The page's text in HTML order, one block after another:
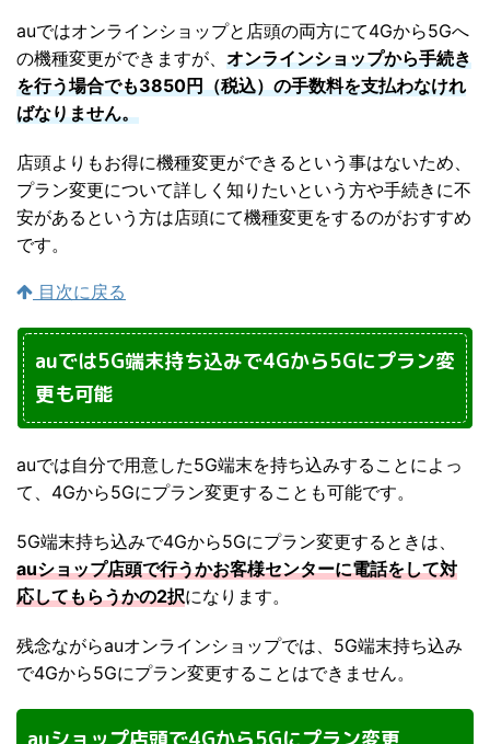
auではオンラインショップと店頭の両方にて4Gから5Gへ
の機種変更ができますが、 オンラインショップから手続き
を行う場合でも3850円（税込）の手数料を支払わなけれ
ばなりません。
店頭よりもお得に機種変更ができるという事はないため、
プラン変更について詳しく知りたいという方や手続きに不
安があるという方は店頭にて機種変更をするのがおすすめ
です。
目次に戻る
auでは5G端末持ち込みで4Gから5Gにプラン変
更も可能
auでは自分で用意した5G端末を持ち込みすることによっ
て、4Gから5Gにプラン変更することも可能です。
5G端末持ち込みで4Gから5Gにプラン変更するときは、
auショップ店頭で行うかお客様センターに電話をして対
応してもらうかの2択になります。
残念ながらauオンラインショップでは、5G端末持ち込み
で4Gから5Gにプラン変更することはできません。